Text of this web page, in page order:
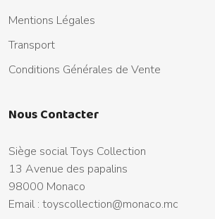
Mentions Légales
Transport
Conditions Générales de Vente
Nous Contacter
Siège social Toys Collection
13 Avenue des papalins
98000 Monaco
Email : toyscollection@monaco.mc